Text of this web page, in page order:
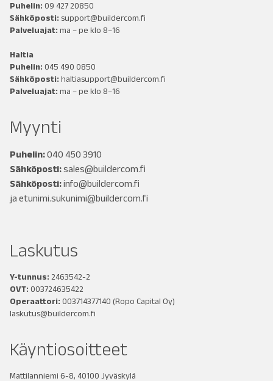
Puhelin: 09 427 20850
Sähköposti: support@buildercom.fi
Palveluajat: ma – pe klo 8–16
Haltia
Puhelin: 045 490 0850
Sähköposti: haltiasupport@buildercom.fi
Palveluajat: ma – pe klo 8–16
Myynti
Puhelin:040 450 3910
Sähköposti:sales@buildercom.fi
Sähköposti:info@buildercom.fi
ja etunimi.sukunimi@buildercom.fi
Laskutus
Y-tunnus: 2463542-2
OVT: 003724635422
Operaattori: 003714377140 (Ropo Capital Oy)
laskutus@buildercom.fi
Käyntiosoitteet
Mattilanniemi 6-8, 40100 Jyväskylä